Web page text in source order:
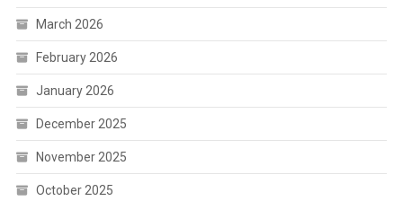
March 2026
February 2026
January 2026
December 2025
November 2025
October 2025